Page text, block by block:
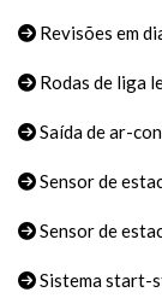
Revisões em
Rodas de liga
Saída de ar-
Sensor de
Sensor de
Sistema start-